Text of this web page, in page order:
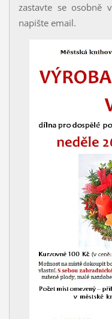
zastavte se osobně
napište email.